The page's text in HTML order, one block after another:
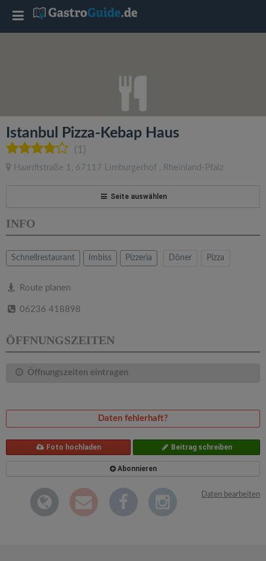
Istanbul Pizza-Kebap Haus
(1)
Haardtstraße 1 , 67117 Limburgerhof , Rheinland-Pfalz
Seite auswählen
INFO
Schnellrestaurant Imbiss Pizzeria Döner Pizza
Route planen
06236 418898
ÖFFNUNGSZEITEN
Öffnungszeiten eintragen
Daten fehlerhaft?
Foto hochladen Beitrag schreiben
Abonnieren
Daten bearbeiten
T
l
e
a
v
i
o